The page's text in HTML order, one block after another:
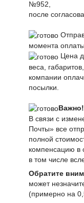
№952,
после
момента
Цена
веса,
компании
посылки.
Важно!
В связи с
Почты» все
полной
компенсацию в
в том числе
Обратите
может
(примерно на